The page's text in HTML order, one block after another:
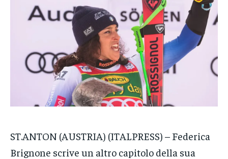
VENETO
POLITICA
ECONOMIA
SPORT
GRUPPO
VENETO
ECONOMIA
GRUPPO
VENETO
ECONOMIA
GRUPPO
ST.ANTON (AUSTRIA) (ITALPRESS) – Federica
Brignone scrive un altro capitolo della sua